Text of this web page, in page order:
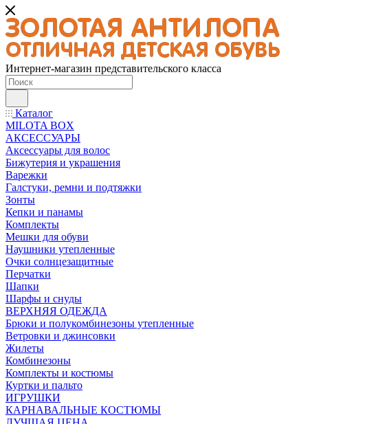
Интернет-магазин представительского класса
Каталог
MILOTA BOX
АКСЕССУАРЫ
Аксессуары для волос
Бижутерия и украшения
Варежки
Галстуки, ремни и подтяжки
Зонты
Кепки и панамы
Комплекты
Мешки для обуви
Наушники утепленные
Очки солнцезащитные
Перчатки
Шапки
Шарфы и снуды
ВЕРХНЯЯ ОДЕЖДА
Брюки и полукомбинезоны утепленные
Ветровки и джинсовки
Жилеты
Комбинезоны
Комплекты и костюмы
Куртки и пальто
ИГРУШКИ
КАРНАВАЛЬНЫЕ КОСТЮМЫ